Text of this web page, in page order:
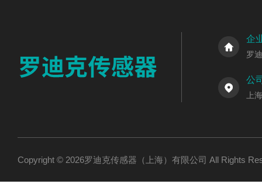
企
罗
公
上
Copyright © 2026罗迪克传感器（上海）有限公司 All Rights